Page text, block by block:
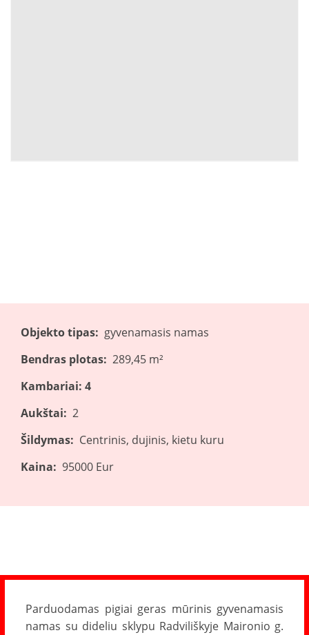
Objekto tipas: gyvenamasis namas
Bendras plotas: 289,45 m²
Kambariai: 4
Aukštai: 2
Šildymas: Centrinis, dujinis, kietu kuru
Kaina: 95000 Eur
Parduodamas pigiai geras mūrinis gyvenamasis
namas su dideliu sklypu Radviliškyje Maironio g.